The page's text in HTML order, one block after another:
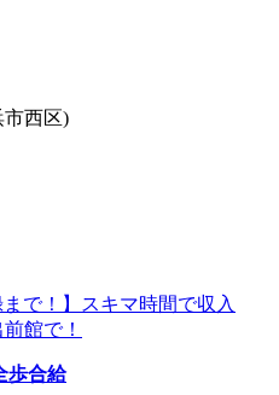
市西区)
で！】スキマ時間で収入
館で！
歩合給